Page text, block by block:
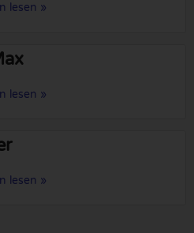
lesen »
lesen »
lesen »